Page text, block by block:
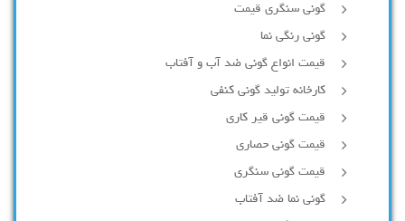
گونی سنگری قیمت
گونی رنگی نما
قیمت انواع گونی ضد آب و آفتاب
کارخانه تولید گونی کنفی
قیمت گونی قیر کاری
قیمت گونی حصاری
قیمت گونی سنگری
گونی نما ضد آفتاب